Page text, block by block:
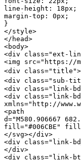
line-height: 18px;
margin-top: 0px;
}
</style>
</head>
<body>
<div class="ext-
<img src="https://
<div class="title">您
<div class="sub-
<div class="link-
<div class="link-
xmlns="http://
<path
d="M580.906667
fill="#006CBE"
</svg></div>
<div class="link-
</div>
<div class="link-